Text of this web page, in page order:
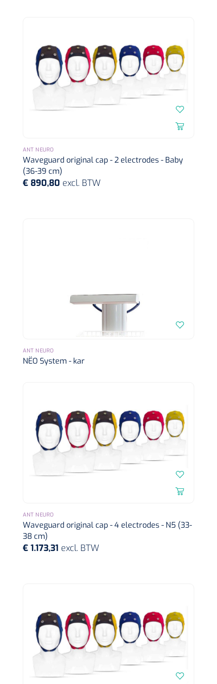
Mepilex® Ag - 20 x 50 cm - 2 st
Griffioen 1016111
Standaard schaar - gebogen - stomp/stomp - 14 cm - 1
Qualiteam 1625789
RUBAN - breukband 4 banden - 27 cm - L - 1 st
ANT NEURO
Waveguard original cap - 2 electrodes - Baby
(36-39 cm)
€ 890,80 excl. BTW
ANT NEURO
NËO System - kar
ANT NEURO
Waveguard original cap - 4 electrodes - N5 (33-
38 cm)
€ 1.173,31 excl. BTW